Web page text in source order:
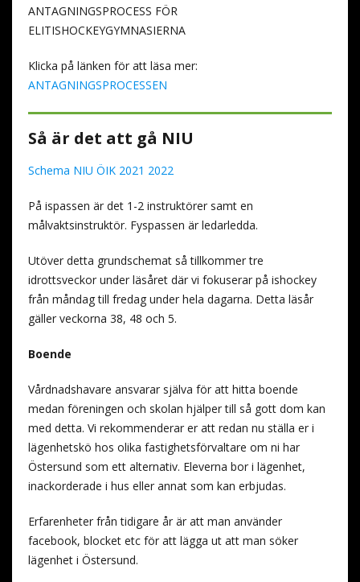
ANTAGNINGSPROCESS FÖR
ELITISHOCKEYGYMNASIERNA
Klicka på länken för att läsa mer:
ANTAGNINGSPROCESSEN
Så är det att gå NIU
Schema NIU ÖIK 2021 2022
På ispassen är det 1-2 instruktörer samt en
målvaktsinstruktör. Fyspassen är ledarledda.
Utöver detta grundschemat så tillkommer tre
idrottsveckor under läsåret där vi fokuserar på ishockey
från måndag till fredag under hela dagarna. Detta läsår
gäller veckorna 38, 48 och 5.
Boende
Vårdnadshavare ansvarar själva för att hitta boende
medan föreningen och skolan hjälper till så gott dom kan
med detta. Vi rekommenderar er att redan nu ställa er i
lägenhetskö hos olika fastighetsförvaltare om ni har
Östersund som ett alternativ. Eleverna bor i lägenhet,
inackorderade i hus eller annat som kan erbjudas.
Erfarenheter från tidigare år är att man använder
facebook, blocket etc för att lägga ut att man söker
lägenhet i Östersund.